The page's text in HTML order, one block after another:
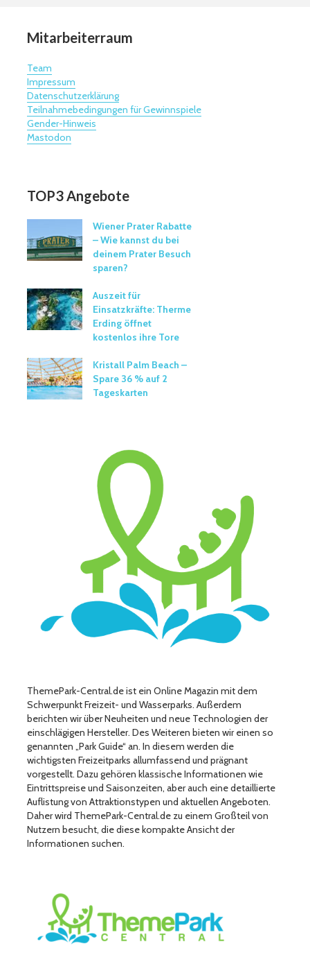
Mitarbeiterraum
Team
Impressum
Datenschutzerklärung
Teilnahmebedingungen für Gewinnspiele
Gender-Hinweis
Mastodon
TOP3 Angebote
Wiener Prater Rabatte
– Wie kannst du bei
deinem Prater Besuch
sparen?
Auszeit für
Einsatzkräfte: Therme
Erding öffnet
kostenlos ihre Tore
Kristall Palm Beach –
Spare 36 % auf 2
Tageskarten
ThemePark-Central.de ist ein Online Magazin mit dem
Schwerpunkt Freizeit- und Wasserparks. Außerdem
berichten wir über Neuheiten und neue Technologien der
einschlägigen Hersteller. Des Weiteren bieten wir einen so
genannten „Park Guide“ an. In diesem werden die
wichtigsten Freizeitparks allumfassend und prägnant
vorgestellt. Dazu gehören klassische Informationen wie
Eintrittspreise und Saisonzeiten, aber auch eine detaillierte
Auflistung von Attraktionstypen und aktuellen Angeboten.
Daher wird ThemePark-Central.de zu einem Großteil von
Nutzern besucht, die diese kompakte Ansicht der
Informationen suchen.